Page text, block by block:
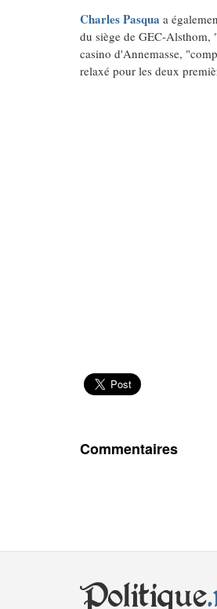
Charles Pasqua a
du siège de GEC-Alsthom,
casino d'Annemasse,
relaxé pour les deux
Commentaires
Politique